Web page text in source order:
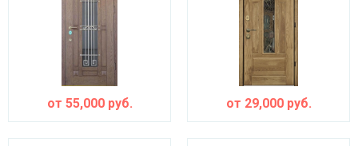
от 55,000руб. от 29,000руб.